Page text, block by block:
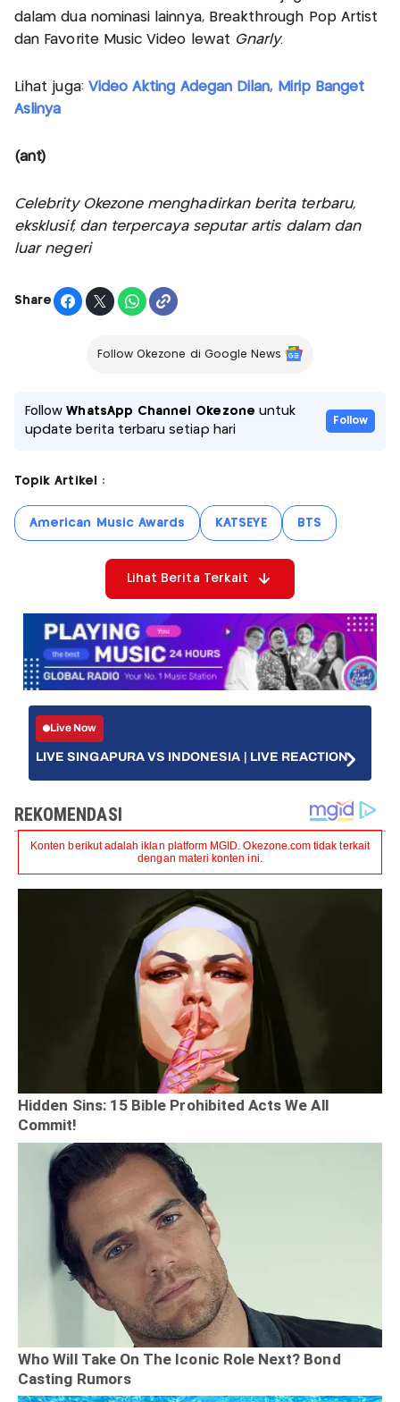
dalam dua nominasi lainnya, Breakthrough Pop Artist
dan Favorite Music Video lewat Gnarly.
Lihat juga: Video Akting Adegan Dilan, Mirip Banget
Aslinya
(ant)
Celebrity Okezone menghadirkan berita terbaru,
eksklusif, dan terpercaya seputar artis dalam dan
luar negeri
Share
Follow Okezone di Google News
FollowWhatsApp Channel Okezone untuk
update berita terbaru setiap hari
Follow
Topik Artikel :
American Music Awards KATSEYE BTS
Lihat Berita Terkait
Live Now
LIVE SINGAPURA VS INDONESIA | LIVE REACTION